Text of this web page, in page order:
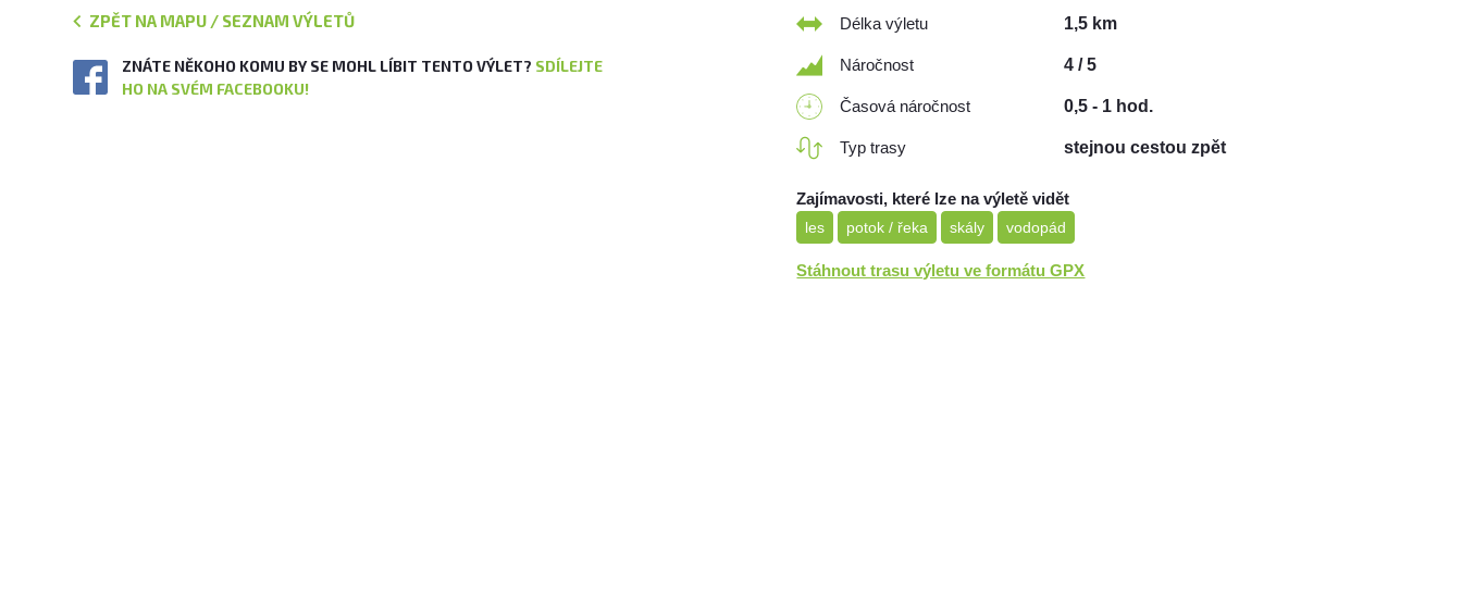
ZPĚT NA MAPU / SEZNAM VÝLETŮ
ZNÁTE NĚKOHO KOMU BY SE MOHL LÍBIT TENTO VÝLET? SDÍLEJTE
HO NA SVÉM FACEBOOKU!
Délka výletu 1,5 km
Náročnost 4 / 5
Časová náročnost 0,5 - 1 hod.
Typ trasy stejnou cestou zpět
Zajímavosti, které lze na výletě vidět
les potok / řeka skály vodopád
Stáhnout trasu výletu ve formátu GPX